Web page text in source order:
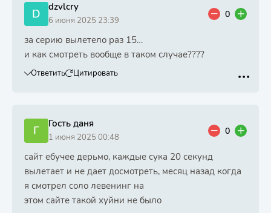
D dzvlcry
6 июня 2025 23:39
0
за серию вылетело раз 15…
и как смотреть вообще в таком случае????
Ответить Цитировать
Г Гость даня
1 июня 2025 00:48
0
сайт ебучее дерьмо, каждые сука 20 секунд
вылетает и не дает досмотреть, месяц назад когда
я смотрел соло левенинг на
этом сайте такой хуйни не было